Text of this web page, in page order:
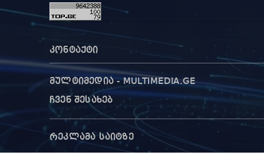
კონტაქტი
მულტიმედია - MULTIMEDIA.GE
ჩვენ შესახებ
რეკლამა საიტზე